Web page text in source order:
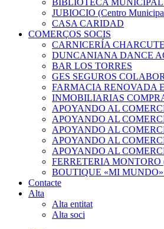
BIBLIOTECA
JUBIOCIO (Centro
CASA CARIDAD
COMERÇOS SOCIS
CARNICERÍA
DUNCANIANA DANCE
BAR LOS TORRES
GES SEGUROS
FARMACIA RENOVADA
INMOBILIARIAS
APOYANDO AL
APOYANDO AL
APOYANDO AL
APOYANDO AL
APOYANDO AL
FERRETERIA MONTORO
BOUTIQUE «MI MUNDO»
Contacte
Alta
Alta entitat
Alta soci